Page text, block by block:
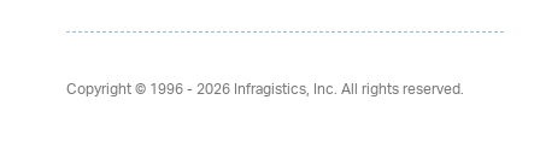
Copyright © 1996 - 2026Infragistics, Inc. All rights reserved.